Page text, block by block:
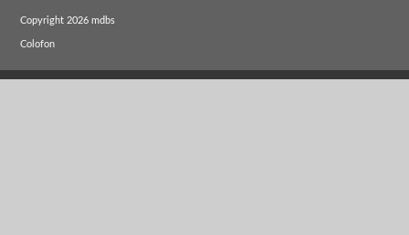
Copyright 2026 mdbs
Colofon